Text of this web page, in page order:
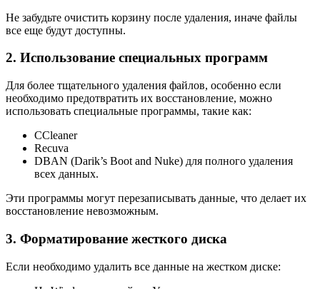
Не забудьте очистить корзину после удаления, иначе файлы
все еще будут доступны.
2. Использование специальных программ
Для более тщательного удаления файлов, особенно если
необходимо предотвратить их восстановление, можно
использовать специальные программы, такие как:
CCleaner
Recuva
DBAN (Darik’s Boot and Nuke) для полного удаления
всех данных.
Эти программы могут перезаписывать данные, что делает их
восстановление невозможным.
3. Форматирование жесткого диска
Если необходимо удалить все данные на жестком диске: